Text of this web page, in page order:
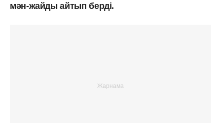
мән-жайды айтып берді.